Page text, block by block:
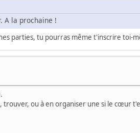
A la prochaine !
parties, tu pourras même t'inscrire toi-
trouver, ou à en organiser une si le cœur